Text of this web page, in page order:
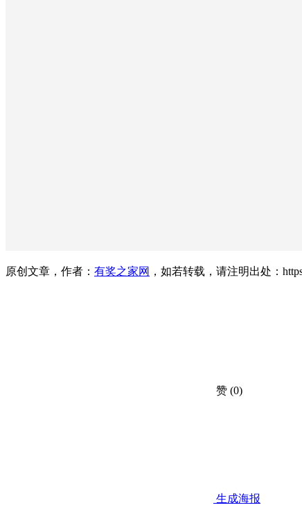
原创文章，作者： 有奖之家网 ，如若转载，请注明出处：
赞 (0)
生成海报